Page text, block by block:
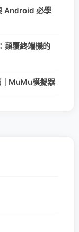
Android 必學
顛覆終端機的
MuMu模擬器